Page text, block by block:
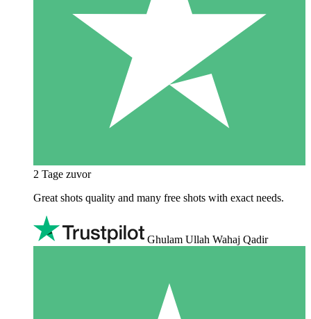
2 Tage zuvor
Great shots quality and many free shots with exact needs.
Ghulam Ullah Wahaj Qadir